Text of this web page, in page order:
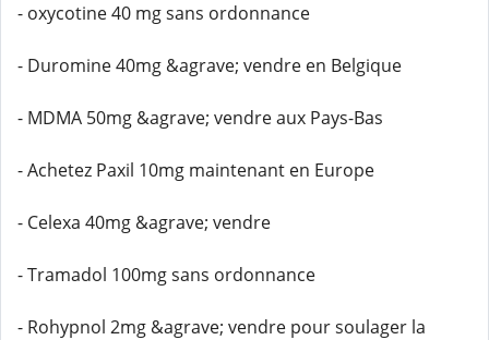
- oxycotine 40 mg sans ordonnance
- Duromine 40mg &agrave; vendre en Belgique
- MDMA 50mg &agrave; vendre aux Pays-Bas
- Achetez Paxil 10mg maintenant en Europe
- Celexa 40mg &agrave; vendre
- Tramadol 100mg sans ordonnance
- Rohypnol 2mg &agrave; vendre pour soulager la